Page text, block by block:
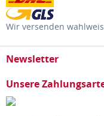
Wir versenden
Newsletter
Unsere